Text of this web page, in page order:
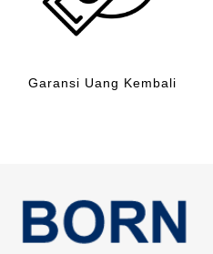
Garansi Uang Kembali